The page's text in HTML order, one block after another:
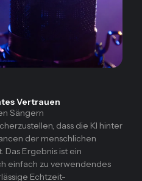
Vertrauen
Sängern
dass die KI hinter
der menschlichen
Ergebnis ist ein
einfach zu verwendendes
Echtzeit-